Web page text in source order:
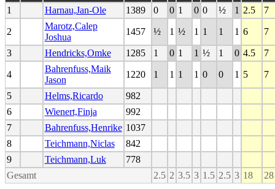
1
Harnau,Jan-Ole 1389 0 0 1 0 0 ½ 1 2.5 7
2
Marotz,Calep
Joshua
1457 ½ 1 ½ 1 1 1 1 6 7
3 Hendricks,Omke 1285 1 0 1 1 ½ 1 0 4.5 7
4
Bahrenfuss,Maik
Jason
1220 1 1 1 1 0 0 1 5 7
5 Helms,Ricardo
982
6
Wienert,Finja
992
7
Bahrenfuss,Henrike 1037
8
Teichmann,Niclas
842
9
Teichmann,Luk
778
Gesamt
2.5 2 3.5 3 1.5 2.5 3 18 28